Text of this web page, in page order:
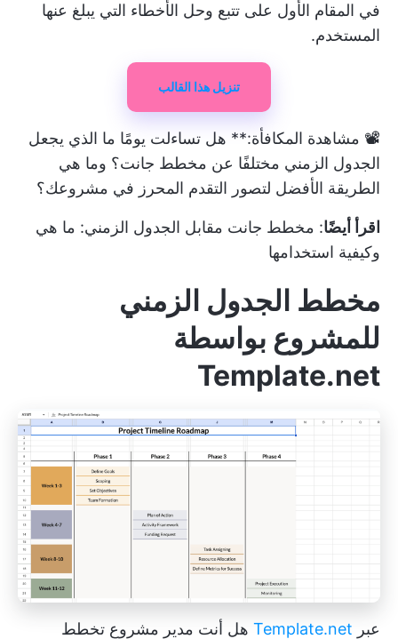
في المقام الأول على تتبع وحل الأخطاء التي يبلغ عنها
المستخدم.
تنزيل هذا القالب
📽️ مشاهدة المكافأة:** هل تساءلت يومًا ما الذي يجعل
الجدول الزمني مختلفًا عن مخطط جانت؟ وما هي
الطريقة الأفضل لتصور التقدم المحرز في مشروعك؟
اقرأ أيضًا: مخطط جانت مقابل الجدول الزمني: ما هي
وكيفية استخدامها
مخطط الجدول الزمني
للمشروع بواسطة
Template.net
عبر Template.net هل أنت مدير مشروع تخطط